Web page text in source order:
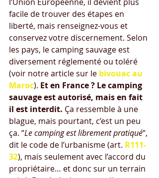
facile de trouver des étapes en
liberté, mais renseignez-vous et
conservez votre discernement. Selon
les pays, le camping sauvage est
diversement réglementé ou toléré
(voir notre article sur le bivouac au
Maroc). Et en France ? Le camping
sauvage est autorisé, mais en fait
il est interdit. Ça ressemble à une
blague, mais pourtant, c’est un peu
ça. “Le camping est librement pratiqué“,
dit le code de l’urbanisme (art. R111-
32), mais seulement avec l’accord du
propriétaire… et donc sur un terrain